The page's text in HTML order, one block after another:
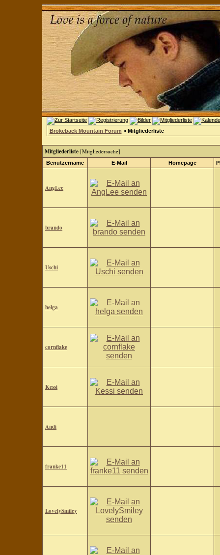
Brokeback Mountain Forum » Mitgliederliste
Mitgliederliste [Mitgliedersuche]
Benutzername E-Mail Homepage
AngLee
brando
Uschi
helga
cornflake
Kessi
Andi
franke11
LovelySmiley